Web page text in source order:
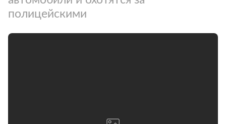
полицейскими